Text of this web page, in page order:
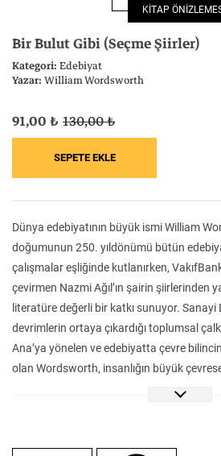
Felsefe
İnsan ve Toplum
Klasik
KİTAP
Bir Bulut Gibi (Seçme Şiirler)
Kategori:Edebiyat
Yazar:William Wordsworth
Dünya edebiyatının büyük ismi William
doğumunun 250. yıldönümü bütün
çalışmalar eşliğinde kutlanırken,
çevirmen Nazmi Ağıl’ın şairin şiirlerinden
literatüre değerli bir katkı sunuyor. Sanayi
devrimlerin ortaya çıkardığı toplumsal
Ana’ya yönelen ve edebiyatta çevre
olan Wordsworth, insanlığın büyük
çıkmaya çalıştığı –daha doğrusu,
Romantizmin estetik anlayışını
91,00 ₺ 130,00 ₺